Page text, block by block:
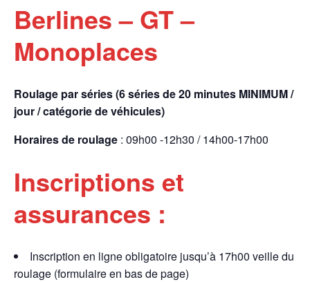
Berlines – GT –
Monoplaces
Roulage par séries (6 séries de 20 minutes MINIMUM /
jour / catégorie de véhicules)
Horaires de roulage : 09h00 -12h30 / 14h00-17h00
Inscriptions et
assurances :
Inscription en ligne obligatoire jusqu’à 17h00 veille du
roulage (formulaire en bas de page)